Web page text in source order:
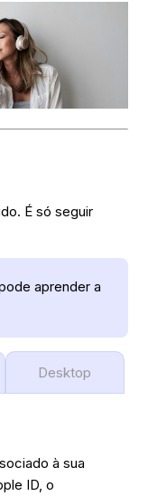
É só seguir
aprender a
Desktop
à sua
ID, o